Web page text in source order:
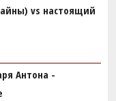
vs настоящий
Антона -